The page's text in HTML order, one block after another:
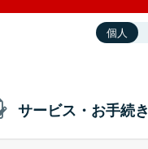
個人
サービス・お手続き